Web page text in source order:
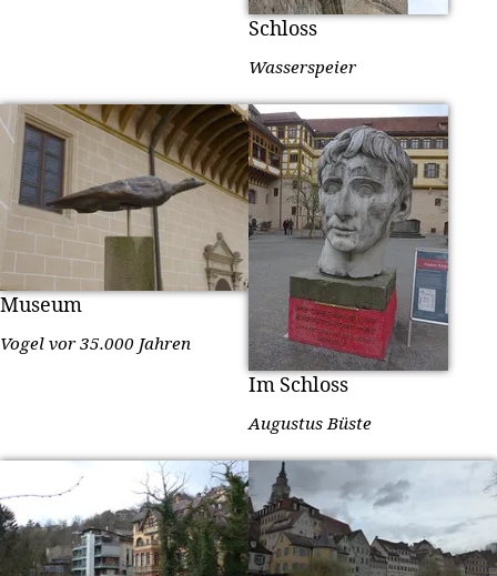
Schloss
Wasserspeier
Museum
Vogel vor 35.000 Jahren
Im Schloss
Augustus Büste